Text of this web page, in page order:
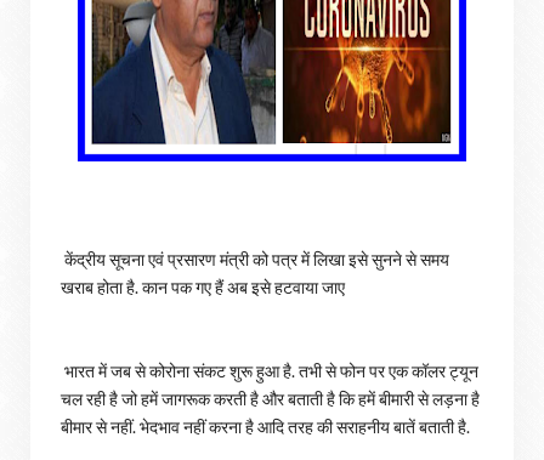
केंद्रीय सूचना एवं प्रसारण मंत्री को पत्र में लिखा इसे सुनने से समय
खराब होता है. कान पक गए हैं अब इसे हटवाया जाए
भारत में जब से कोरोना संकट शुरू हुआ है. तभी से फोन पर एक कॉलर ट्यून
चल रही है जो हमें जागरूक करती है और बताती है कि हमें बीमारी से लड़ना है
बीमार से नहीं. भेदभाव नहीं करना है आदि तरह की सराहनीय बातें बताती है.